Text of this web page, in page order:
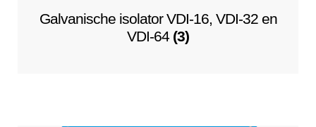
Galvanische isolator VDI-16, VDI-32 en
VDI-64 (3)